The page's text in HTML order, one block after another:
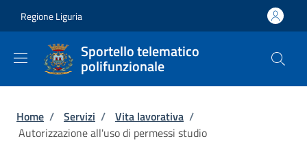
Regione Liguria
Sportello telematico
polifunzionale
Briciole di pane
Home / Servizi / Vita lavorativa /
Autorizzazione all'uso di permessi studio